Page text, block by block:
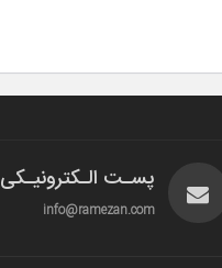
پسـت الـکترونیـکی
info@ramezan.com